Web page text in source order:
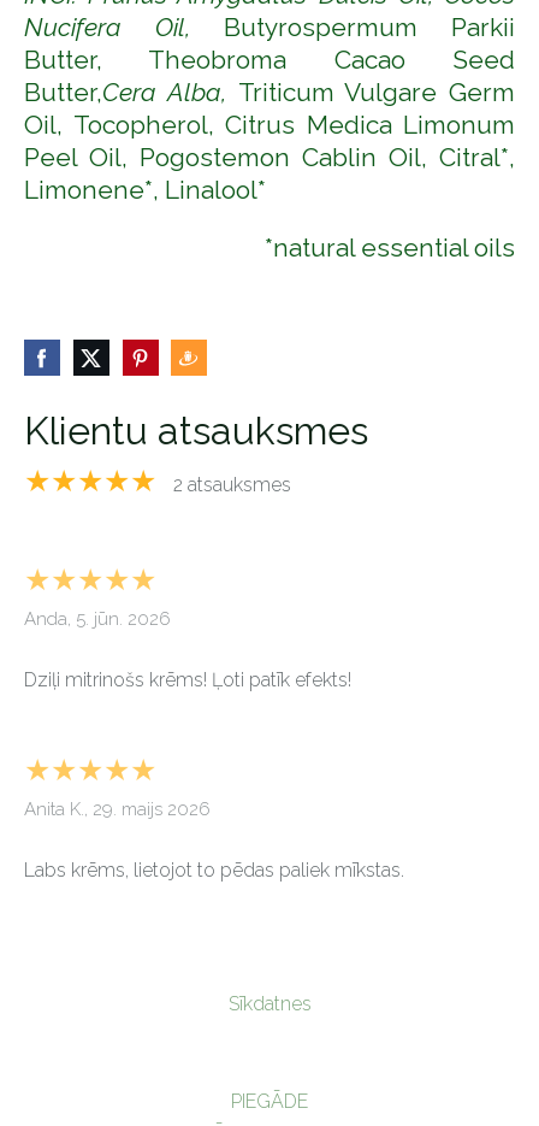
Nucifera Oil, Butyrospermum Parkii
Butter, Theobroma Cacao Seed
Butter,Cera Alba, Triticum Vulgare Germ
Oil, Tocopherol, Citrus Medica Limonum
Peel Oil, Pogostemon Cablin Oil, Citral*,
Limonene*, Linalool*
*natural essential oils
Klientu atsauksmes
★★★★★ 2 atsauksmes
★★★★★
Anda, 5. jūn. 2026
Dziļi mitrinošs krēms! Ļoti patīk efekts!
★★★★★
Anita K., 29. maijs 2026
Labs krēms, lietojot to pēdas paliek mīkstas.
Sīkdatnes
PIEGĀDE